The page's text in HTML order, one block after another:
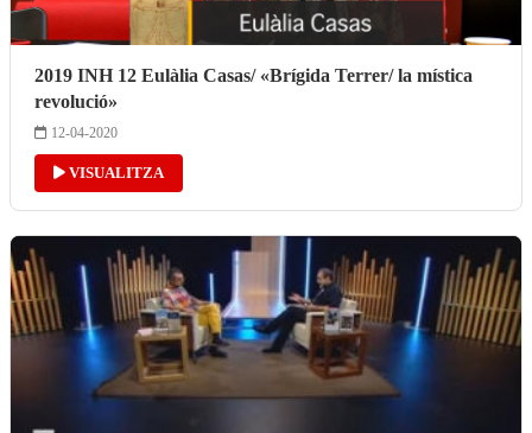
2019 INH 12 Eulàlia Casas/ «Brígida Terrer/ la mística
revolució»
12-04-2020
VISUALITZA